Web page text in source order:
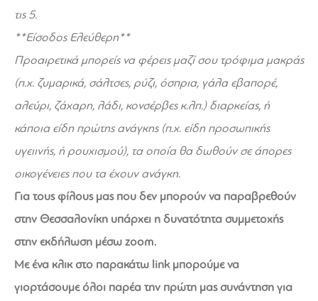
τις 5.
**Είσοδος Ελεύθερη**
Προαιρετικά μπορείς να φέρεις μαζί σου τρόφιμα μακράς
(π.χ. ζυμαρικά, σάλτσες, ρύζι, όσπρια, γάλα εβαπορέ,
αλεύρι, ζάχαρη, λάδι, κονσέρβες κ.λπ.) διαρκείας, ή
κάποια είδη πρώτης ανάγκης (π.χ. είδη προσωπικής
υγειινής, ή ρουχισμού), τα οποία θα δωθούν σε άπορες
οικογένειες που τα έχουν ανάγκη.
Για τους φίλους μας που δεν μπορούν να παραβρεθούν
στην Θεσσαλονίκη υπάρχει η δυνατότητα συμμετοχής
στην εκδήλωση μέσω zoom.
Με ένα κλικ στο παρακάτω link μπορούμε να
γιορτάσουμε όλοι παρέα την πρώτη μας συνάντηση για